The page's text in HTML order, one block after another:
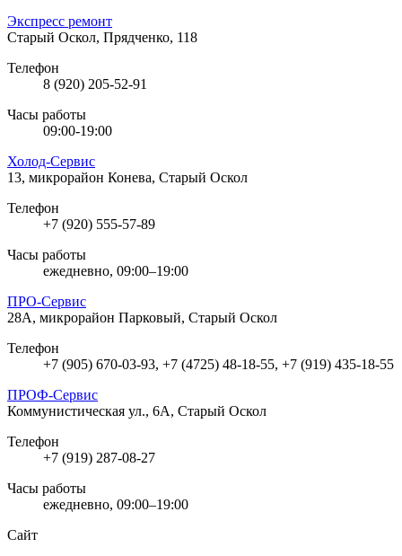
Экспресс ремонт
Старый Оскол, Прядченко, 118
Телефон
8 (920) 205-52-91
Часы работы
09:00-19:00
Холод-Сервис
13, микрорайон Конева, Старый Оскол
Телефон
+7 (920) 555-57-89
Часы работы
ежедневно, 09:00–19:00
ПРО-Сервис
28А, микрорайон Парковый, Старый Оскол
Телефон
+7 (905) 670-03-93, +7 (4725) 48-18-55, +7 (919) 435-18-55
ПРОФ-Сервис
Коммунистическая ул., 6А, Старый Оскол
Телефон
+7 (919) 287-08-27
Часы работы
ежедневно, 09:00–19:00
Сайт